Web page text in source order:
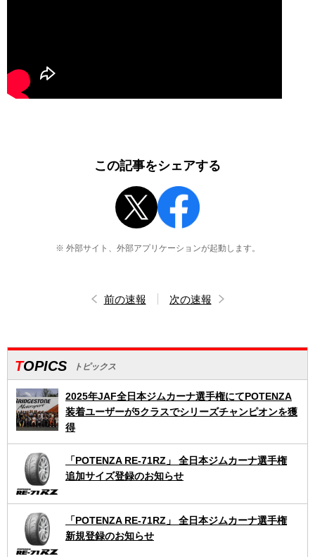
この記事をシェアする
※ 外部サイト、外部アプリケーションが起動します。
前の速報 次の速報
TOPICS トピックス
2025年JAF全日本ジムカーナ選手権にてPOTENZA
装着ユーザーが5クラスでシリーズチャンピオンを獲
得
「POTENZA RE-71RZ」 全日本ジムカーナ選手権
追加サイズ登録のお知らせ
「POTENZA RE-71RZ」 全日本ジムカーナ選手権
新規登録のお知らせ